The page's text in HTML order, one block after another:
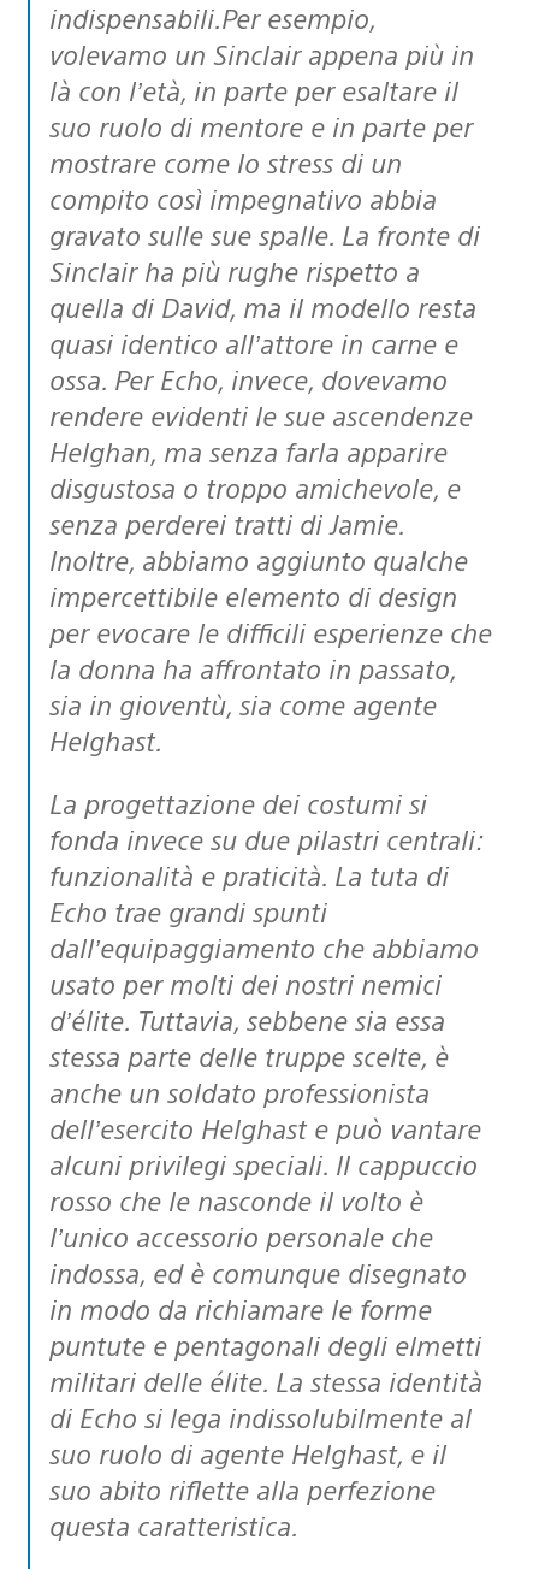
indispensabili.Per esempio,
volevamo un Sinclair appena più in
là con l’età, in parte per esaltare il
suo ruolo di mentore e in parte per
mostrare come lo stress di un
compito così impegnativo abbia
gravato sulle sue spalle. La fronte di
Sinclair ha più rughe rispetto a
quella di David, ma il modello resta
quasi identico all’attore in carne e
ossa. Per Echo, invece, dovevamo
rendere evidenti le sue ascendenze
Helghan, ma senza farla apparire
disgustosa o troppo amichevole, e
senza perderei tratti di Jamie.
Inoltre, abbiamo aggiunto qualche
impercettibile elemento di design
per evocare le difficili esperienze che
la donna ha affrontato in passato,
sia in gioventù, sia come agente
Helghast.
La progettazione dei costumi si
fonda invece su due pilastri centrali:
funzionalità e praticità. La tuta di
Echo trae grandi spunti
dall’equipaggiamento che abbiamo
usato per molti dei nostri nemici
d’élite. Tuttavia, sebbene sia essa
stessa parte delle truppe scelte, è
anche un soldato professionista
dell’esercito Helghast e può vantare
alcuni privilegi speciali. Il cappuccio
rosso che le nasconde il volto è
l’unico accessorio personale che
indossa, ed è comunque disegnato
in modo da richiamare le forme
puntute e pentagonali degli elmetti
militari delle élite. La stessa identità
di Echo si lega indissolubilmente al
suo ruolo di agente Helghast, e il
suo abito riflette alla perfezione
questa caratteristica.